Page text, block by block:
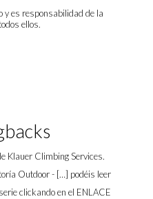
y es responsabilidad de la
ellos.
Klauer Climbing Services.
Outdoor- […] podéis leer
clickando en el ENLACE